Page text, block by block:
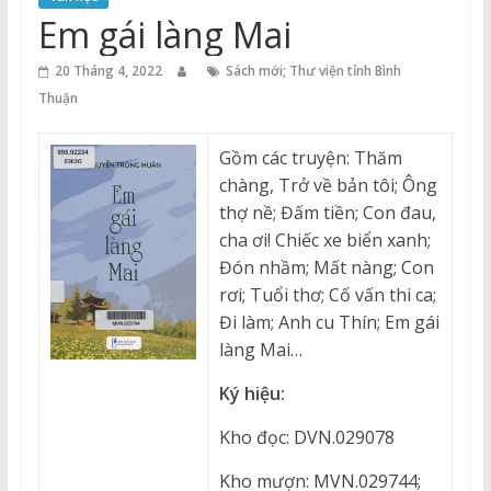
Thuận
Cổng
Vào
Thức
Em gái làng Mai
20 Tháng 4, 2022
Sách mới; Thư viện tỉnh Bình
Thuận
Gồm các truyện: Thăm
chàng, Trở về bản tôi; Ông
thợ nề; Đấm tiền; Con đau,
cha ơi! Chiếc xe biển xanh;
Đón nhầm; Mất nàng; Con
rơi; Tuổi thơ; Cố vấn thi ca;
Đi làm; Anh cu Thín; Em gái
làng Mai…
Ký hiệu:
Kho đọc: DVN.029078
Kho mượn: MVN.029744;